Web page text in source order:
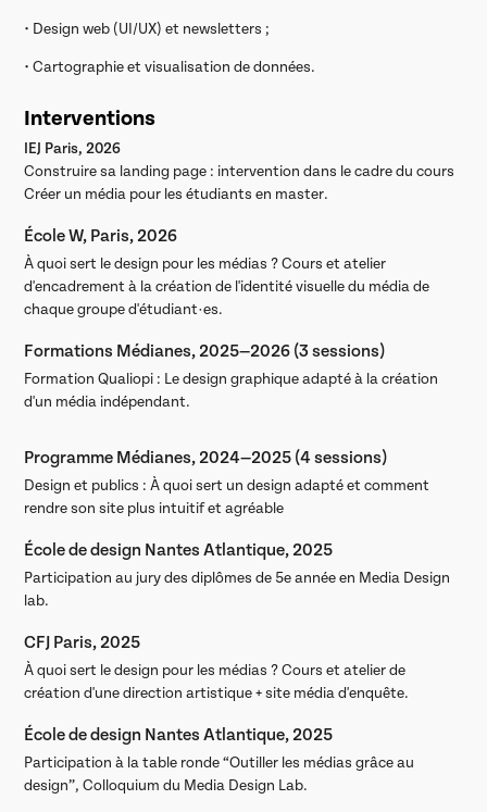
• Design web (UI/UX) et newsletters ;
• Cartographie et visualisation de données.
Interventions
IEJ Paris, 2026
Construire sa landing page : intervention dans le cadre du cours
Créer un média pour les étudiants en master.
École W, Paris, 2026
À quoi sert le design pour les médias ? Cours et atelier
d'encadrement à la création de l'identité visuelle du média de
chaque groupe d'étudiant·es.
Formations Médianes, 2025—2026 (3 sessions)
Formation Qualiopi : Le design graphique adapté à la création
d'un média indépendant.
Programme Médianes, 2024—2025 (4 sessions)
Design et publics : À quoi sert un design adapté et comment
rendre son site plus intuitif et agréable
École de design Nantes Atlantique, 2025
Participation au jury des diplômes de 5e année en Media Design
lab.
CFJ Paris, 2025
À quoi sert le design pour les médias ? Cours et atelier de
création d'une direction artistique + site média d'enquête.
École de design Nantes Atlantique, 2025
Participation à la table ronde “Outiller les médias grâce au
design”, Colloquium du Media Design Lab.